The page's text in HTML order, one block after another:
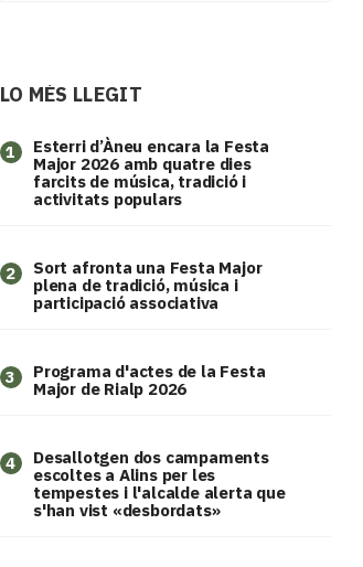
LO MÉS LLEGIT
1
Esterri d’Àneu encara la Festa
Major 2026 amb quatre dies
farcits de música, tradició i
activitats populars
2
Sort afronta una Festa Major
plena de tradició, música i
participació associativa
3
Programa d'actes de la Festa
Major de Rialp 2026
4
​Desallotgen dos campaments
escoltes a Alins per les
tempestes i l'alcalde alerta que
s'han vist «desbordats»